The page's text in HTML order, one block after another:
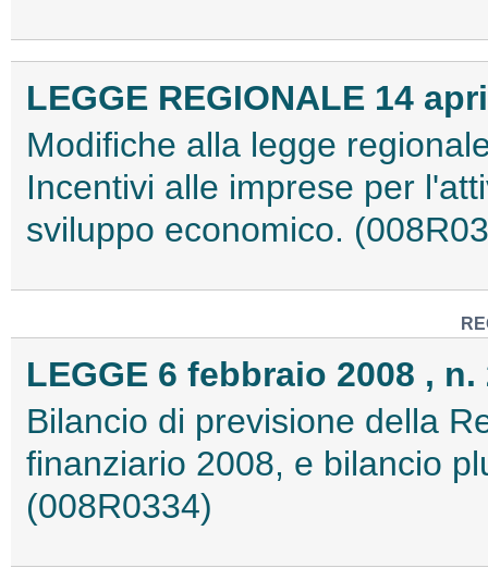
LEGGE REGIONALE 14
Modifiche alla legge
Incentivi alle imprese per
sviluppo economico.
LEGGE 6 febbraio 2008 , n.
Bilancio di previsione della
finanziario 2008, e bilancio
(008R0334)